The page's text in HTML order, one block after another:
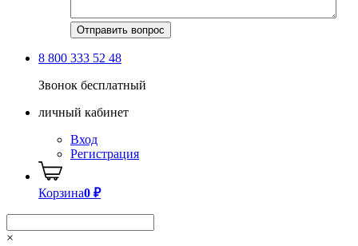
8 800 333 52 48
Звонок бесплатный
личный кабинет
Вход
Регистрация
Корзина0 ₽
×